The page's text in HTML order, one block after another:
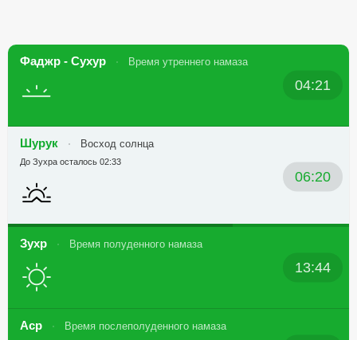
Фаджр - Сухур Время утреннего намаза
04:21
Шурук Восход солнца
06:20
До Зухра осталось 02:33
Зухр Время полуденного намаза
13:44
Аср Время послеполуденного намаза